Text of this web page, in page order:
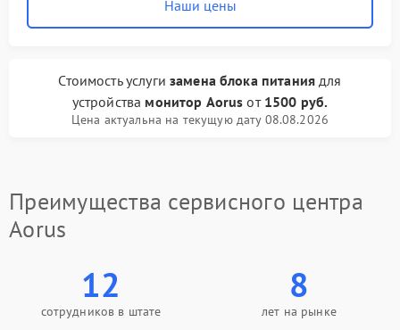
Наши цены
Стоимость услуги замена блока питаниядля
устройства монитор Aorus от 1500 руб.
Цена актуальна на текущую дату 08.08.2026
Преимущества сервисного центра
Aorus
12
сотрудников в штате
8
лет на рынке